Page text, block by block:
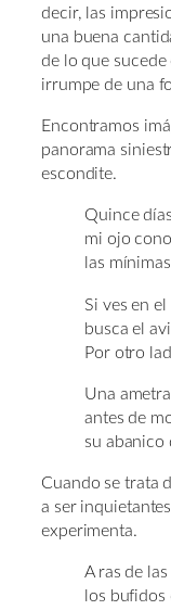
decir, las
una buena
de lo que
irrumpe de una
Encontramos
panorama
escondite.
Quince
mi ojo
las
Si ves en
busca el
Por otro
Una
antes de
su abanico
Cuando se trata
a ser
experimenta.
A ras de
los